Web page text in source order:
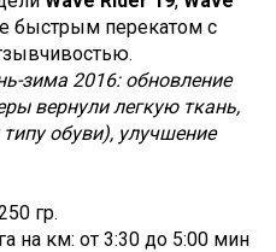
быстрым перекатом с
зима 2016: обновление
вернули легкую ткань,
обуви), улучшение
гр.
на км: от 3:30 до 5:00 мин